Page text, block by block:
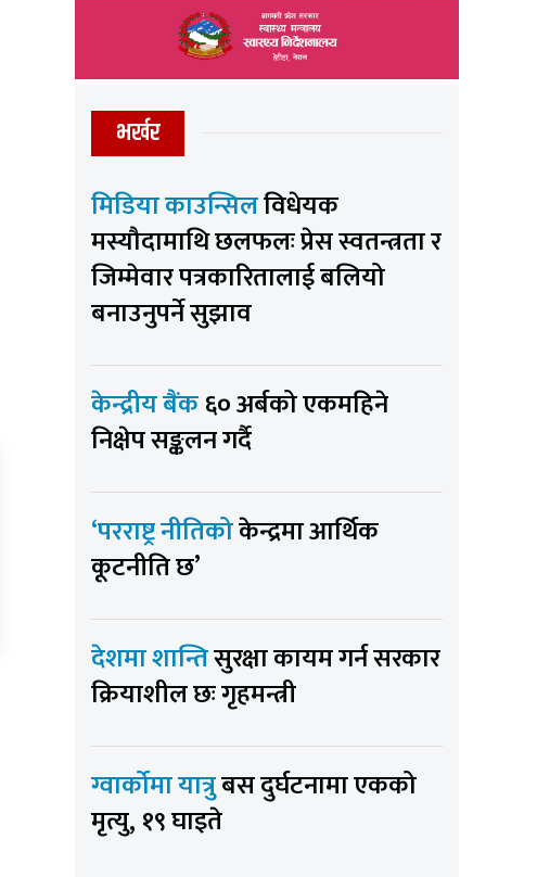
भर्खर
मिडिया काउन्सिलविधेयक
मस्यौदामाथि छलफलः प्रेस स्वतन्त्रता र
जिम्मेवार पत्रकारितालाई बलियो
बनाउनुपर्ने सुझाव
केन्द्रीय बैंक६० अर्बको एकमहिने
निक्षेप सङ्कलन गर्दै
‘परराष्ट्र नीतिकोकेन्द्रमा आर्थिक
कूटनीति छ’
देशमा शान्तिसुरक्षा कायम गर्न सरकार
क्रियाशील छः गृहमन्त्री
ग्वार्कोमा यात्रुबस दुर्घटनामा एकको
मृत्यु, १९ घाइते